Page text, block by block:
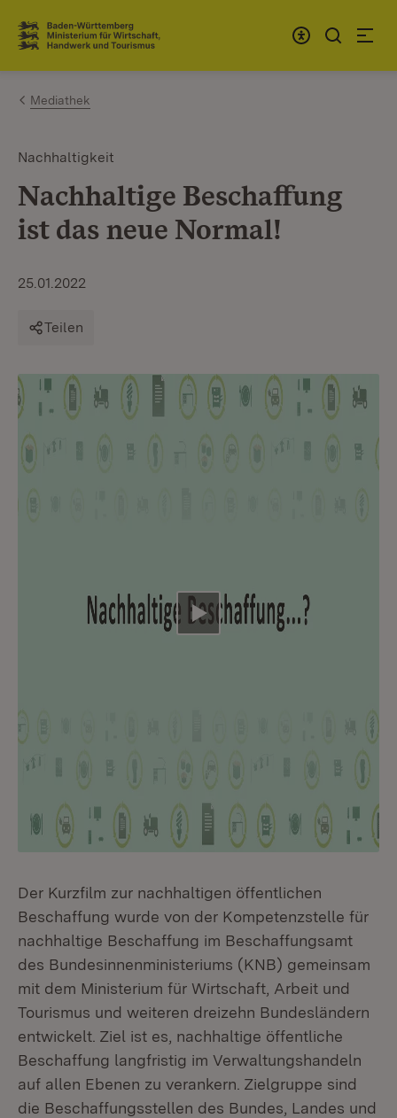
Zum Inhalt springen
Link zur Startseite
Mediathek
Nachhaltigkeit
Nachhaltige Beschaffung
ist das neue Normal!
25.01.2022
Teilen
Video abspielen
Der Kurzfilm zur nachhaltigen öffentlichen
Beschaffung wurde von der Kompetenzstelle für
nachhaltige Beschaffung im Beschaffungsamt
des Bundesinnenministeriums (KNB) gemeinsam
mit dem Ministerium für Wirtschaft, Arbeit und
Tourismus und weiteren dreizehn Bundesländern
entwickelt. Ziel ist es, nachhaltige öffentliche
Beschaffung langfristig im Verwaltungshandeln
auf allen Ebenen zu verankern. Zielgruppe sind
die Beschaffungsstellen des Bundes, Landes und